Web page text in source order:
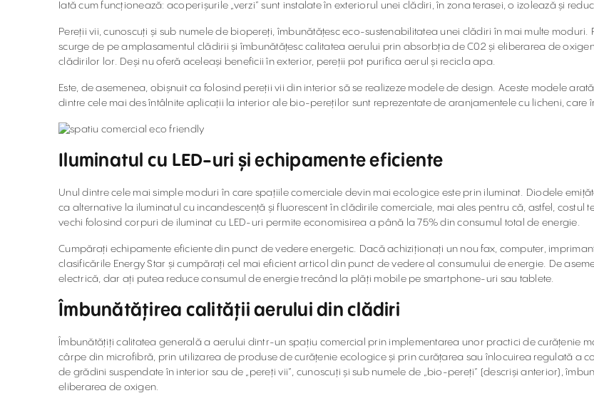
Iată cum funcționează: acoperișurile „verzi” sunt instalate în exteriorul unei clădiri, în zona terasei, o izolează și
Pereții vii, cunoscuți și sub numele de biopereți, îmbunătățesc eco-sustenabilitatea unei clădiri în mai multe
scurge de pe amplasamentul clădirii și îmbunătățesc calitatea aerului prin absorbția de C02 și eliberarea de
clădirilor lor. Deși nu oferă aceleași beneficii în exterior, pereții pot purifica aerul și recicla apa.
Este, de asemenea, obișnuit ca folosind pereții vii din interior să se realizeze modele de design. Aceste modele
dintre cele mai des întâlnite aplicații la interior ale bio-pereților sunt reprezentate de aranjamentele cu licheni, care
Iluminatul cu LED-uri și echipamente eficiente
Unul dintre cele mai simple moduri în care spațiile comerciale devin mai ecologice este prin iluminat. Diodele
ca alternative la iluminatul cu incandescență și fluorescent în clădirile comerciale, mai ales pentru că, astfel,
vechi folosind corpuri de iluminat cu LED-uri permite economisirea a până la 75% din consumul total de energie.
Cumpărați echipamente eficiente din punct de vedere energetic. Dacă achiziționați un nou fax, computer,
clasificările Energy Star și cumpărați cel mai eficient articol din punct de vedere al consumului de energie. De
electrică, dar ați putea reduce consumul de energie trecând la plăți mobile pe smartphone-uri sau tablete.
Îmbunătățirea calității aerului din clădiri
Îmbunătățiți calitatea generală a aerului dintr-un spațiu comercial prin implementarea unor practici de curățenie
cârpe din microfibră, prin utilizarea de produse de curățenie ecologice și prin curățarea sau înlocuirea regulată a
de grădini suspendate în interior sau de „pereți vii”, cunoscuți și sub numele de „bio-pereți” (descriși anterior),
eliberarea de oxigen.